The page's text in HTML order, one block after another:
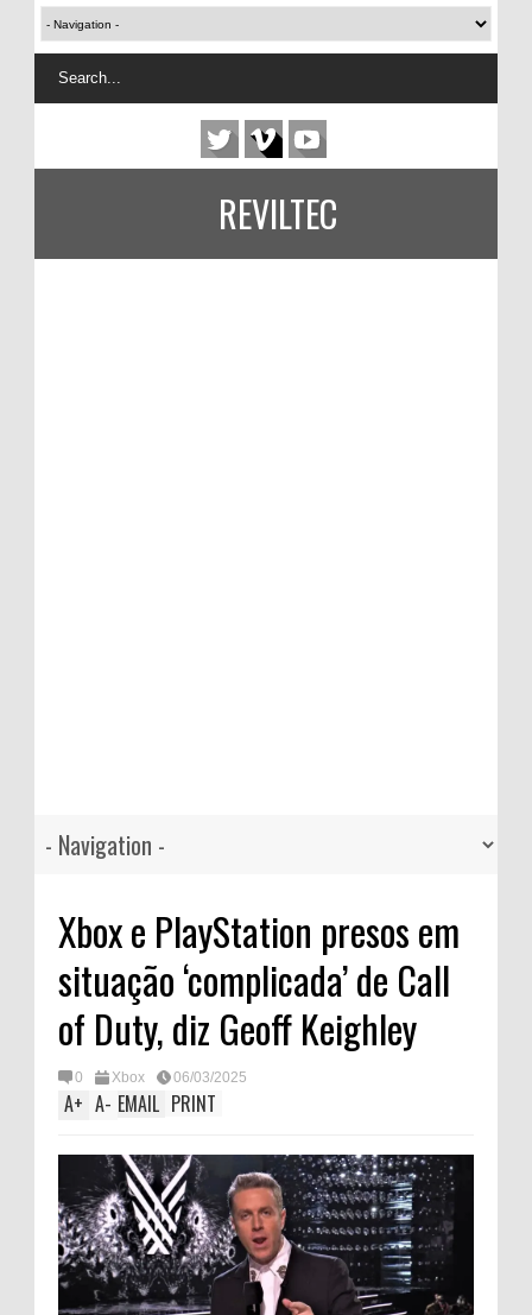
REVILTEC
Xbox e PlayStation presos em
situação ‘complicada’ de Call
of Duty, diz Geoff Keighley
0 Xbox 06/03/2025
A+ A- EMAIL PRINT